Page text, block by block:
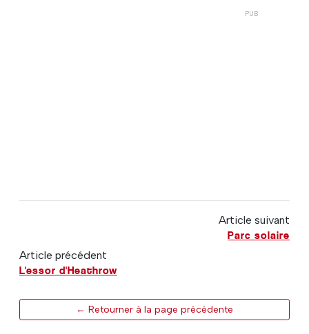
Article suivant
Parc solaire
Article précédent
L'essor d'Heathrow
← Retourner à la page précédente